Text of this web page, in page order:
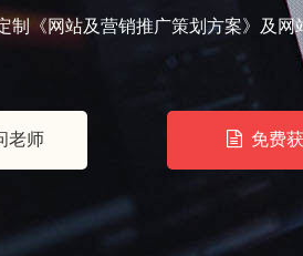
制《网站及营销推广策划方案》及
老师 免费